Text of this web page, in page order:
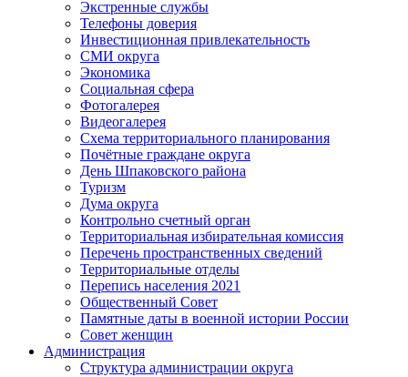
Экстренные службы
Телефоны доверия
Инвестиционная привлекательность
СМИ округа
Экономика
Социальная сфера
Фотогалерея
Видеогалерея
Схема территориального планирования
Почётные граждане округа
День Шпаковского района
Туризм
Дума округа
Контрольно счетный орган
Территориальная избирательная комиссия
Перечень пространственных сведений
Территориальные отделы
Перепись населения 2021
Общественный Совет
Памятные даты в военной истории России
Совет женщин
Администрация
Структура администрации округа